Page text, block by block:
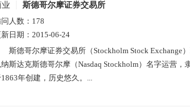
业
斯德哥尔摩证券交易所
人数： 178
日期： 2015-06-24
斯德哥尔摩证券交易所（Stockholm Stock Exchange
纳斯达克斯德哥尔摩（Nasdaq Stockholm）名字运营，
年创建，历史悠久。...